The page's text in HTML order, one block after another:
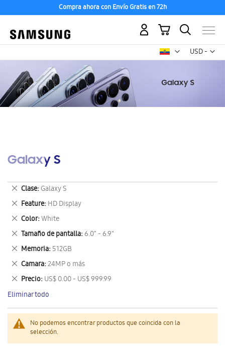
Compra ahora con Envío Gratis en 72h
USD -
dólar
Mi carrito
Galaxy S
No podemos encontrar productos que coincida con la
selección.
Clase Galaxy S
Eliminar
este
artículo
Feature HD Display
Eliminar
este
artículo
Color White
Eliminar
este
artículo
Tamaño de pantalla 6.0" - 6.9"
Eliminar
este
artículo
Memoria 512GB
Eliminar
este
artículo
Camara 24MP o más
Eliminar
este
artículo
Precio US$ 0.00 - US$ 999.99
Eliminar
este
artículo
Eliminar todo